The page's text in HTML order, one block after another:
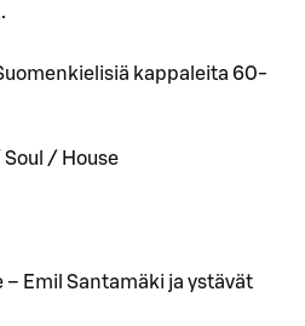
kappaleita 60-
Soul / House
– Emil Santamäki ja ystävät